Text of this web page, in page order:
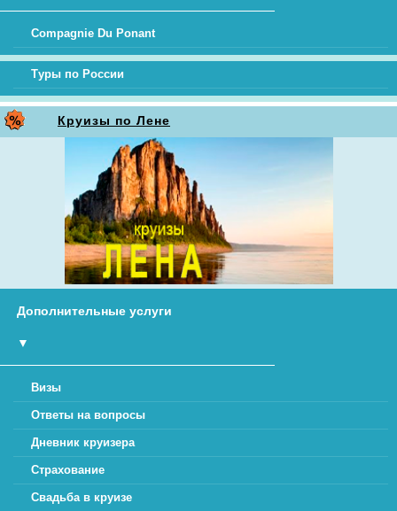
Compagnie Du Ponant
Туры по России
Круизы по Лене
Дополнительные услуги
▼
Визы
Ответы на вопросы
Дневник круизера
Страхование
Свадьба в круизе